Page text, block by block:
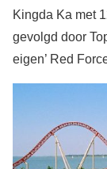
Kingda Ka met
gevolgd door
eigen’ Red